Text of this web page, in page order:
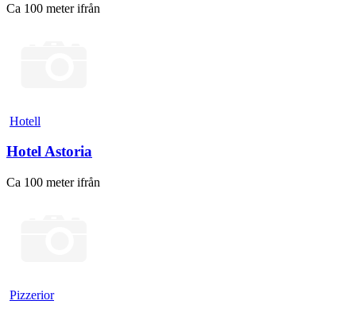
Ca 100 meter ifrån
Hotell
Hotel Astoria
Ca 100 meter ifrån
Pizzerior